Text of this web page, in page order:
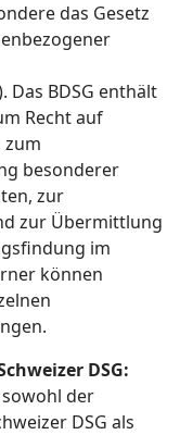
das Gesetz
Das BDSG enthält
Recht auf
zum
besonderer
zur
zur Übermittlung
im
können
DSG:
der
DSG als